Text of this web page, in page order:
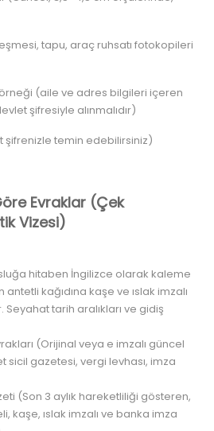
tapu, araç ruhsatı fotokopileri
örneği (aile ve adres bilgileri içeren
şifresiyle alınmalıdır)
temin edebilirsiniz)
Evraklar (Çek
Vizesi)
hitaben İngilizce olarak kaleme
antetli kağıdına kaşe ve ıslak imzalı
Seyahat tarih aralıkları ve gidiş
(Orijinal veya e imzalı güncel
sicil gazetesi, vergi levhası, imza
(Son 3 aylık hareketliliği gösteren,
kaşe, ıslak imzalı ve banka imza